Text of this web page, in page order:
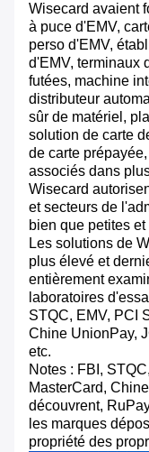
Wisecard avaient
à puce d'EMV,
perso d'EMV,
d'EMV, terminaux
futées, machine
distributeur
sûr de matériel,
solution de carte
de carte
associés dans
Wisecard
et secteurs de
bien que petites
Les solutions de
plus élevé et
entièrement
laboratoires
STQC, EMV, PCI
Chine UnionPay,
etc.
Notes : FBI,
MasterCard,
découvrent,
les marques
propriété des